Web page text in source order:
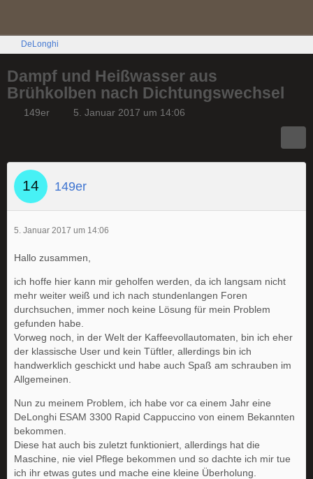
DeLonghi
Dampf und Heißwasser aus
Brühkolben nach Dichtungswechsel
149er 5. Januar 2017 um 14:06
149er
5. Januar 2017 um 14:06
Hallo zusammen,
ich hoffe hier kann mir geholfen werden, da ich langsam nicht
mehr weiter weiß und ich nach stundenlangen Foren
durchsuchen, immer noch keine Lösung für mein Problem
gefunden habe.
Vorweg noch, in der Welt der Kaffeevollautomaten, bin ich eher
der klassische User und kein Tüftler, allerdings bin ich
handwerklich geschickt und habe auch Spaß am schrauben im
Allgemeinen.
Nun zu meinem Problem, ich habe vor ca einem Jahr eine
DeLonghi ESAM 3300 Rapid Cappuccino von einem Bekannten
bekommen.
Diese hat auch bis zuletzt funktioniert, allerdings hat die
Maschine, nie viel Pflege bekommen und so dachte ich mir tue
ich ihr etwas gutes und mache eine kleine Überholung.